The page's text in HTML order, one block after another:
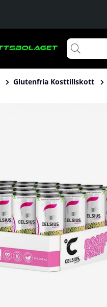
Glutenfria Kosttillskott
ml (Dragon Fruit)